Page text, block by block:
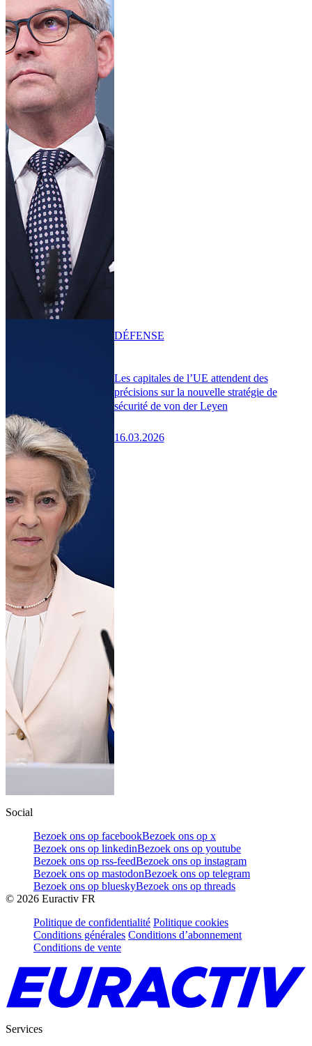
Les capitales de l’UE attendent des
précisions sur la nouvelle stratégie de
sécurité de von der Leyen
16.03.2026
DÉFENSE
Social
Bezoek ons op facebookBezoek ons op x
Bezoek ons op linkedinBezoek ons op youtube
Bezoek ons op rss-feedBezoek ons op instagram
Bezoek ons op mastodonBezoek ons op telegram
Bezoek ons op blueskyBezoek ons op threads
© 2026 Euractiv FR
Politique de confidentialité Politique cookies
Conditions générales Conditions d’abonnement
Conditions de vente
Services